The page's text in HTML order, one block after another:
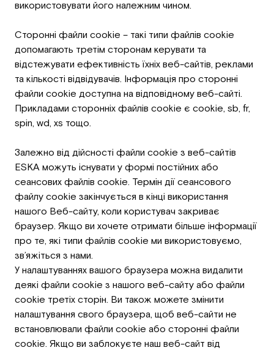
використовувати його належним чином.
Сторонні файли cookie – такі типи файлів cookie
допомагають третім сторонам керувати та
відстежувати ефективність їхніх веб-сайтів, реклами
та кількості відвідувачів. Інформація про сторонні
файли cookie доступна на відповідному веб-сайті.
Прикладами сторонніх файлів cookie є cookie, sb, fr,
spin, wd, xs тощо.
Залежно від дійсності файли cookie з веб-сайтів
ESKA можуть існувати у формі постійних або
сеансових файлів cookie. Термін дії сеансового
файлу cookie закінчується в кінці використання
нашого Веб-сайту, коли користувач закриває
браузер. Якщо ви хочете отримати більше інформації
про те, які типи файлів cookie ми використовуємо,
зв’яжіться з нами.
У налаштуваннях вашого браузера можна видалити
деякі файли cookie з нашого веб-сайту або файли
cookie третіх сторін. Ви також можете змінити
налаштування свого браузера, щоб веб-сайти не
встановлювали файли cookie або сторонні файли
cookie. Якщо ви заблокуєте наш веб-сайт від